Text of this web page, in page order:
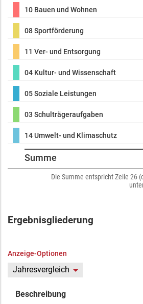
10 Bauen und Wohnen
08 Sportförderung
11 Ver- und Entsorgung
04 Kultur- und Wissenschaft
05 Soziale Leistungen
03 Schulträgeraufgaben
14 Umwelt- und Klimaschutz
Summe
Die Summe entspricht Zeile 26
Ergebnisgliederung
Anzeige-Optionen
Jahresvergleich
Beschreibung